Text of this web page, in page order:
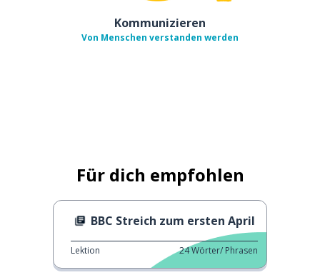
Kommunizieren
Von Menschen verstanden werden
Für dich empfohlen
BBC Streich zum ersten April
Lektion 24Wörter/ Phrasen